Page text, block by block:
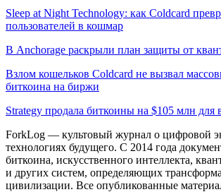
Sleep at Night Technology: как Coldcard
пользователей в кошмар
В Anchorage раскрыли план защиты от
Взлом кошельков Coldcard не вызвал
биткоина на биржи
Strategy продала биткоины на $105 млн для
ForkLog — культовый журнал о цифровой
технологиях будущего. С 2014 года
биткоина, искусственного интеллекта,
и других систем, определяющих
цивилизации. Все опубликованные